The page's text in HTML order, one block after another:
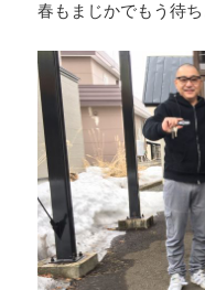
春もまじかでもう待